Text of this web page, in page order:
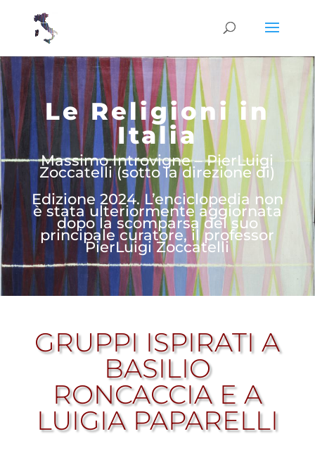
Le Religioni in
Italia
Massimo Introvigne – PierLuigi
Zoccatelli (sotto la direzione di)
Edizione 2024. L’enciclopedia non
è stata ulteriormente aggiornata
dopo la scomparsa del suo
principale curatore, il professor
PierLuigi Zoccatelli
GRUPPI ISPIRATI A
BASILIO
RONCACCIA E A
LUIGIA PAPARELLI